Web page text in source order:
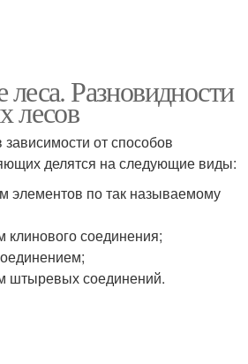
Разновидности
лесов
от способов
делятся на следующие виды:
элементов по так называемому
клинового соединения;
штыревых соединений.